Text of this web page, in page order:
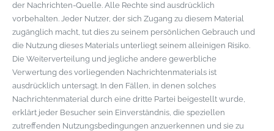
der Nachrichten-Quelle. Alle Rechte sind ausdrücklich
vorbehalten. Jeder Nutzer, der sich Zugang zu diesem Material
zugänglich macht, tut dies zu seinem persönlichen Gebrauch und
die Nutzung dieses Materials unterliegt seinem alleinigen Risiko.
Die Weiterverteilung und jegliche andere gewerbliche
Verwertung des vorliegenden Nachrichtenmaterials ist
ausdrücklich untersagt. In den Fällen, in denen solches
Nachrichtenmaterial durch eine dritte Partei beigestellt wurde,
erklärt jeder Besucher sein Einverständnis, die speziellen
zutreffenden Nutzungsbedingungen anzuerkennen und sie zu